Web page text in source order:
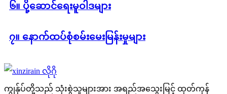
၆။ ပို့ဆောင်ရေးမူဝါဒများ
၇။ နောက်ထပ်စုံစမ်းမေးမြန်းမှုများ
ကျွန်ုပ်တို့သည် သုံးစွဲသူများအား အရည်အသွေးမြင့် ထုတ်ကုန်